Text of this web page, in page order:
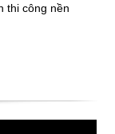
thi công nền